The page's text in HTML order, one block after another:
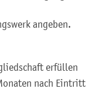
angeben.
erfüllen
nach Eintritt